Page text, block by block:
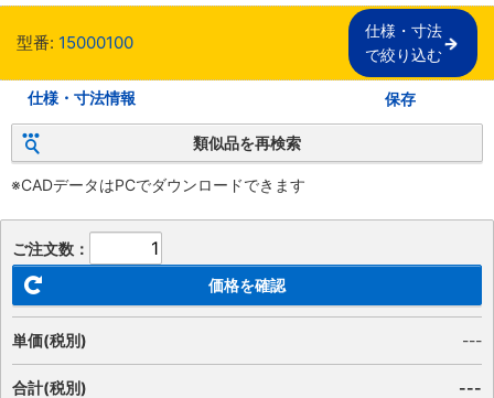
型番: 15000100
仕様・寸法
で絞り込む
仕様・寸法情報 保存
類似品を再検索
※CADデータはPCでダウンロードできます
ご注文数：
価格を確認
単価(税別) ---
合計(税別)
---